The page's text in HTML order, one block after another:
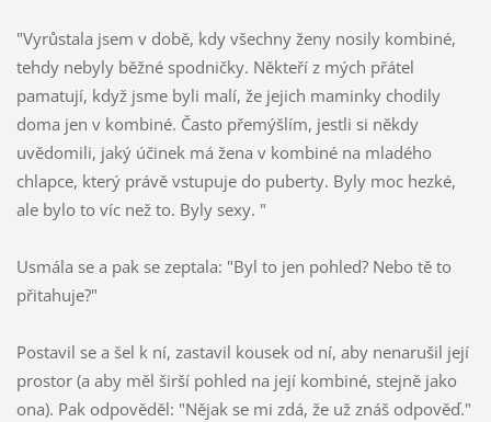
"Vyrůstala jsem v době, kdy všechny ženy nosily kombiné,
tehdy nebyly běžné spodničky. Někteří z mých přátel
pamatují, když jsme byli malí, že jejich maminky chodily
doma jen v kombiné. Často přemýšlím, jestli si někdy
uvědomili, jaký účinek má žena v kombiné na mladého
chlapce, který právě vstupuje do puberty. Byly moc hezké,
ale bylo to víc než to. Byly sexy. "
Usmála se a pak se zeptala: "Byl to jen pohled? Nebo tě to
přitahuje?"
Postavil se a šel k ní, zastavil kousek od ní, aby nenarušil její
prostor (a aby měl širší pohled na její kombiné, stejně jako
ona). Pak odpověděl: "Nějak se mi zdá, že už znáš odpověď."